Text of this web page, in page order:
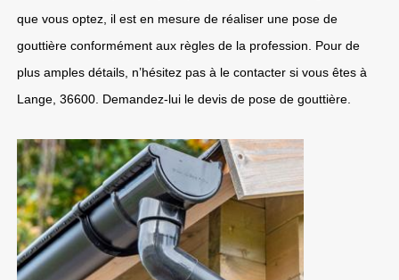
que vous optez, il est en mesure de réaliser une pose de
gouttière conformément aux règles de la profession. Pour de
plus amples détails, n’hésitez pas à le contacter si vous êtes à
Lange, 36600. Demandez-lui le devis de pose de gouttière.